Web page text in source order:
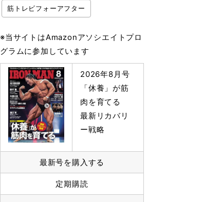
筋トレビフォーアフター
※当サイトはAmazonアソシエイトプロ
グラムに参加しています
2026年8月号
「休養」が筋
肉を育てる
最新リカバリ
ー戦略
最新号を購入する
定期購読